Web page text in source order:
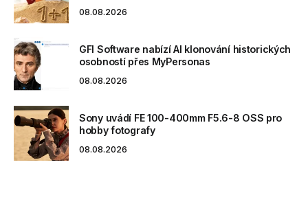
08.08.2026
GFI Software nabízí AI klonování historických
osobností přes MyPersonas
08.08.2026
Sony uvádí FE 100-400mm F5.6-8 OSS pro
hobby fotografy
08.08.2026